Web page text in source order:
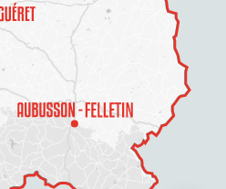
Per E-Mail